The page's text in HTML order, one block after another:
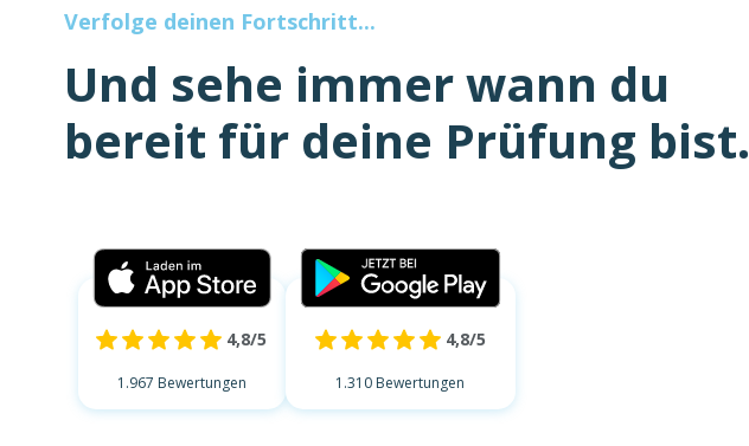
Verfolge deinen Fortschritt...
Und sehe immer wann du
bereit für deine Prüfung bist.
4,8/5
1.967 Bewertungen
4,8/5
1.310 Bewertungen